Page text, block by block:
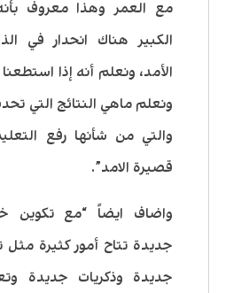
مع العمر وهذا معروف
الكبير هناك انحدار في
الأمد، ونعلم أنه إذا
ونعلم ماهي النتائج التي
والتي من شأنها رفع
قصيرة الامد”.
واضاف ايضاً “مع تكوين
جديدة تتاح أمور كثيرة مثل
جديدة وذكريات جديدة